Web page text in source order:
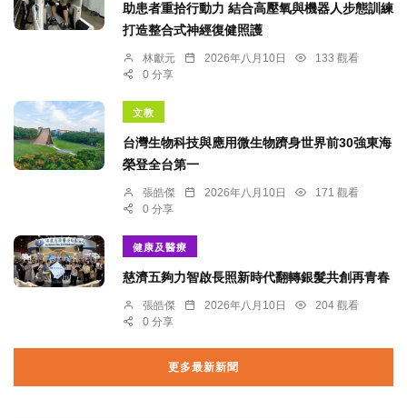
助患者重拾行動力 結合高壓氧與機器人步態訓練
打造整合式神經復健照護
林獻元 2026年八月10日
133 觀看
0 分享
文教
台灣生物科技與應用微生物躋身世界前30強東海
榮登全台第一
張皓傑 2026年八月10日
171 觀看
0 分享
健康及醫療
慈濟五夠力智啟長照新時代翻轉銀髮共創再青春
張皓傑 2026年八月10日
204 觀看
0 分享
更多最新新聞